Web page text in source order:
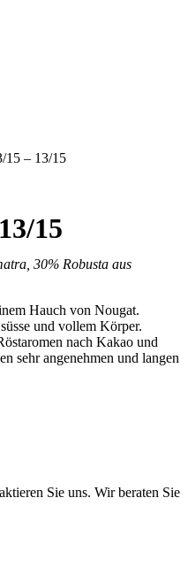
15 – 13/15
15
30% Robusta aus
Hauch von Nougat.
und vollem Körper.
nach Kakao und
sehr angenehmen und langen
Sie uns. Wir beraten Sie